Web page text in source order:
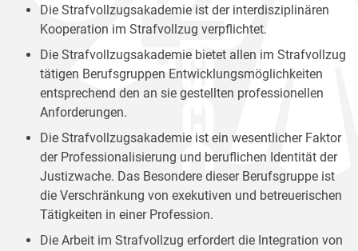
Die Strafvollzugsakademie ist der interdisziplinären
Kooperation im Strafvollzug verpflichtet.
Die Strafvollzugsakademie bietet allen im Strafvollzug
tätigen Berufsgruppen Entwicklungsmöglichkeiten
entsprechend den an sie gestellten professionellen
Anforderungen.
Die Strafvollzugsakademie ist ein wesentlicher Faktor
der Professionalisierung und beruflichen Identität der
Justizwache. Das Besondere dieser Berufsgruppe ist
die Verschränkung von exekutiven und betreuerischen
Tätigkeiten in einer Profession.
Die Arbeit im Strafvollzug erfordert die Integration von